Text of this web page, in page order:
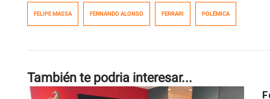
FELIPE MASSA FERNANDO ALONSO FERRARI POLÉMICA
También te podria interesar...